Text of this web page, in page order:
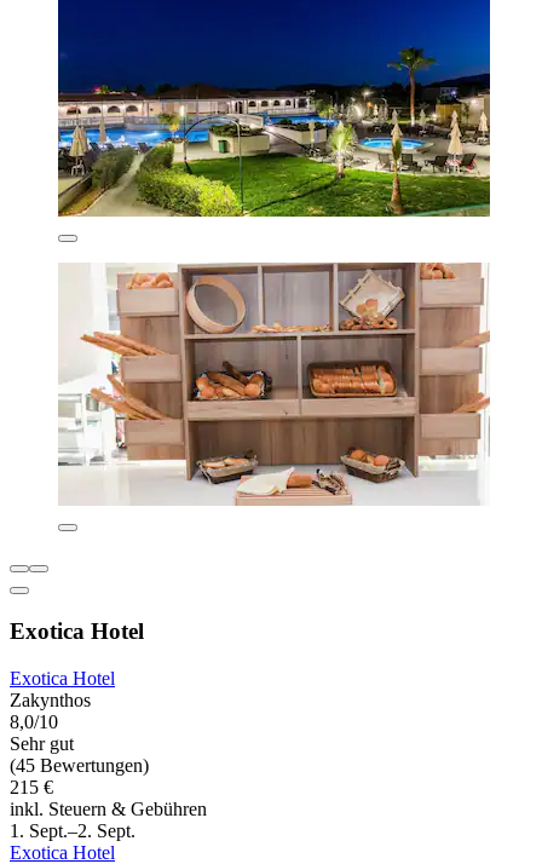
Exotica Hotel
Exotica Hotel
Zakynthos
8,0/10
Sehr gut
(45 Bewertungen)
215 €
inkl. Steuern & Gebühren
1. Sept.–2. Sept.
Exotica Hotel